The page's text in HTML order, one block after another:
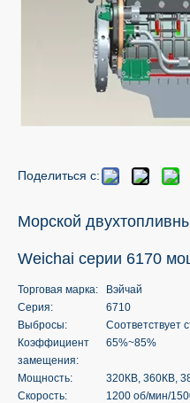
Поделиться с:
Морской
Weichai серии 6170
Торговая марка:
Вэйчай
Серия:
6710
Выбросы:
Соответствует
Коэффициент
замещения:
65%~85%
Мощность:
320КВ, 360КВ,
Скорость:
1200 об/мин/